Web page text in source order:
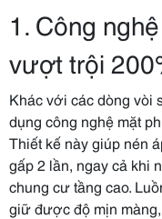
1. Công
vượt trội
Khác với các dòng vòi
dụng công nghệ mặt
Thiết kế này giúp nén
gấp 2 lần, ngay cả khi
chung cư tầng cao.
giữ được độ mịn